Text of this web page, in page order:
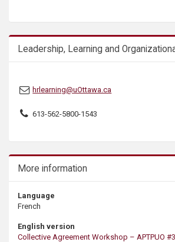
Leadership, Learning and
hrlearning@uOttawa.ca
613-562-5800-1543
More information
Language
French
English version
Collective Agreement Workshop – APTPUO #3